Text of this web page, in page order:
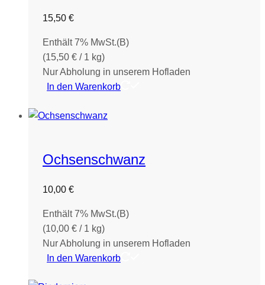
15,50 €
Enthält 7% MwSt.(B)
(15,50 € / 1 kg)
Nur Abholung in unserem Hofladen
In den Warenkorb
Ochsenschwanz
10,00 €
Enthält 7% MwSt.(B)
(10,00 € / 1 kg)
Nur Abholung in unserem Hofladen
In den Warenkorb